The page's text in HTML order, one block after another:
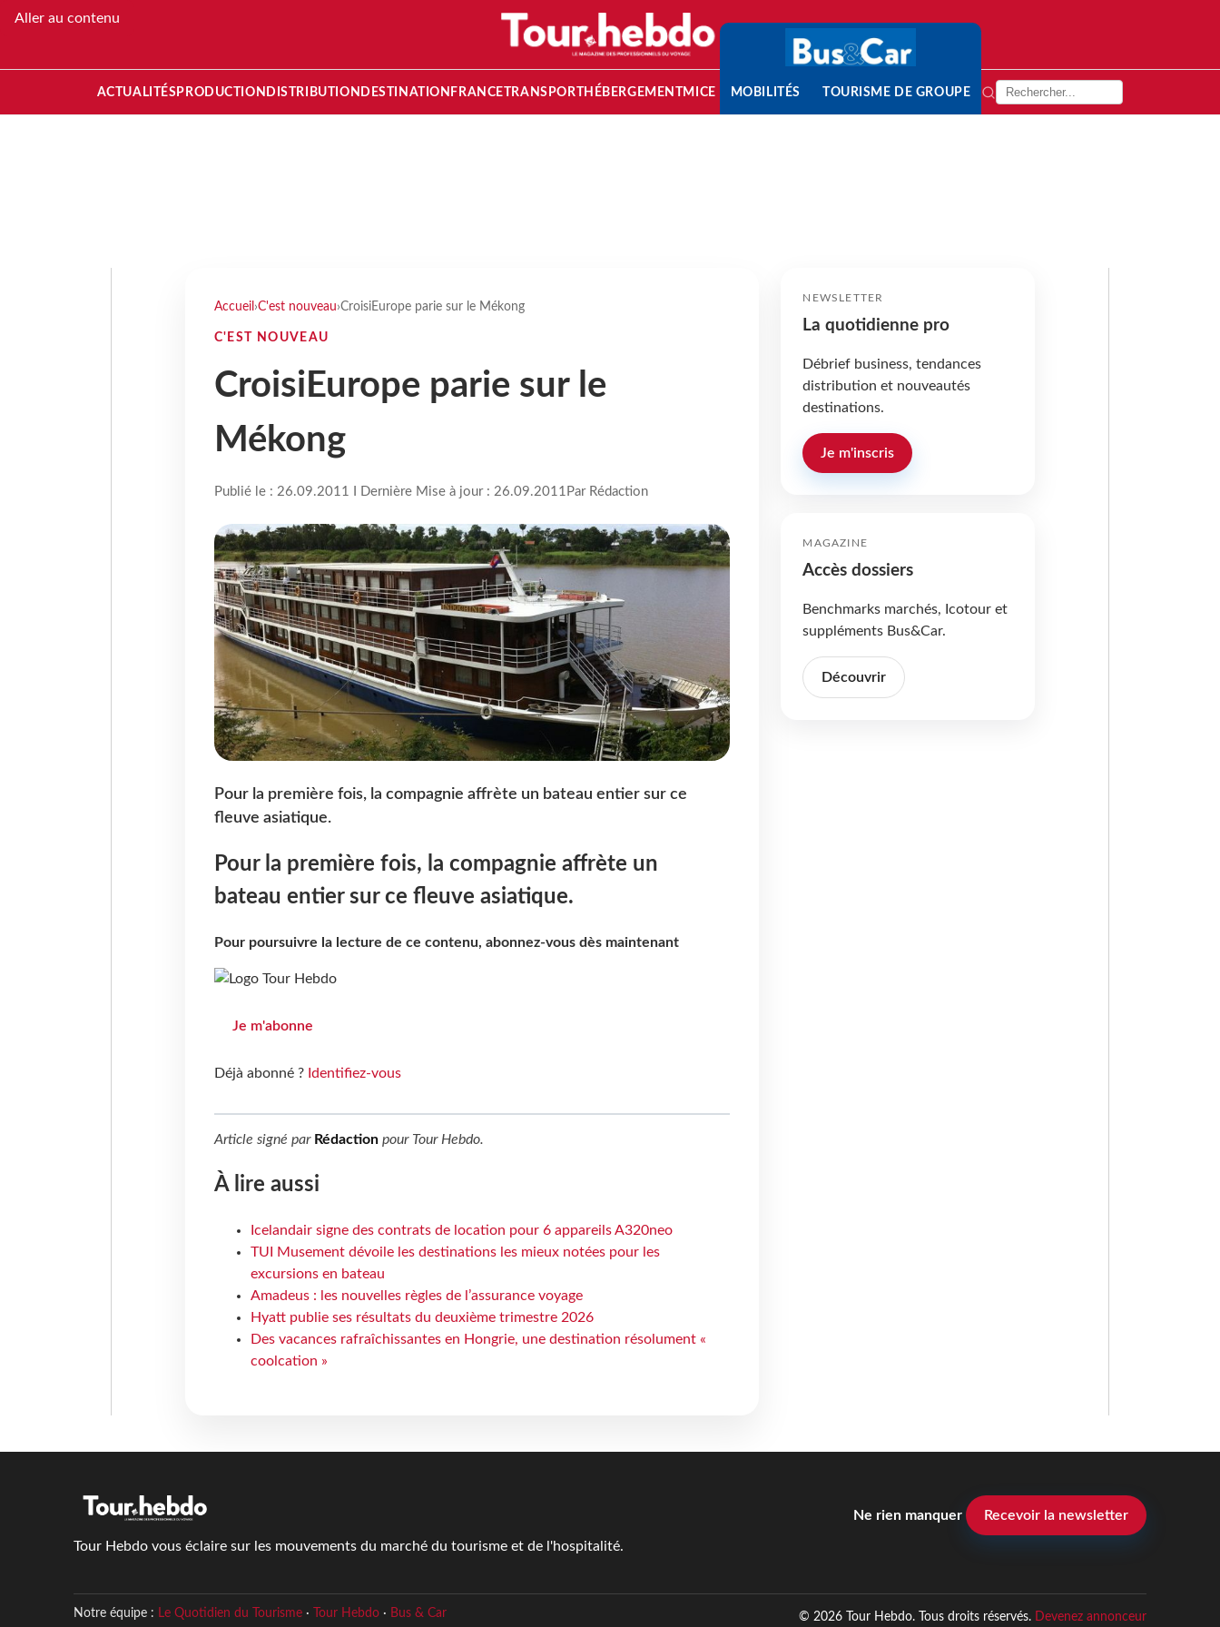
Aller au contenu
ACTUALITÉS PRODUCTION DISTRIBUTION DESTINATION FRANCETRANSPORT HÉBERGEMENTMICE MOBILITÉS TOURISME DE GROUPE
Accueil ›C'est nouveau›CroisiEurope parie sur le Mékong
C'EST NOUVEAU
CroisiEurope parie sur le
Mékong
Publié le : 26.09.2011 I Dernière Mise à jour : 26.09.2011 Par Rédaction
Pour la première fois, la compagnie affrète un bateau entier sur ce
fleuve asiatique.
Pour la première fois, la compagnie affrète un
bateau entier sur ce fleuve asiatique.
Pour poursuivre la lecture de ce contenu, abonnez-vous dès maintenant
Je m'abonne
Déjà abonné ? Identifiez-vous
Article signé par Rédactionpour Tour Hebdo.
À lire aussi
Icelandair signe des contrats de location pour 6 appareils A320neo
TUI Musement dévoile les destinations les mieux notées pour les
excursions en bateau
Amadeus : les nouvelles règles de l’assurance voyage
Hyatt publie ses résultats du deuxième trimestre 2026
Des vacances rafraîchissantes en Hongrie, une destination résolument «
coolcation »
NEWSLETTER
La quotidienne pro
Débrief business, tendances
distribution et nouveautés
destinations.
Je m'inscris
MAGAZINE
Accès dossiers
Benchmarks marchés, Icotour et
suppléments Bus&Car.
Découvrir
Tour Hebdo vous éclaire sur les mouvements du marché du tourisme et de l'hospitalité.
Ne rien manquer Recevoir la newsletter
Notre équipe : Le Quotidien du Tourisme· Tour Hebdo· Bus & Car © 2026 Tour Hebdo. Tous droits réservés. Devenez annonceur